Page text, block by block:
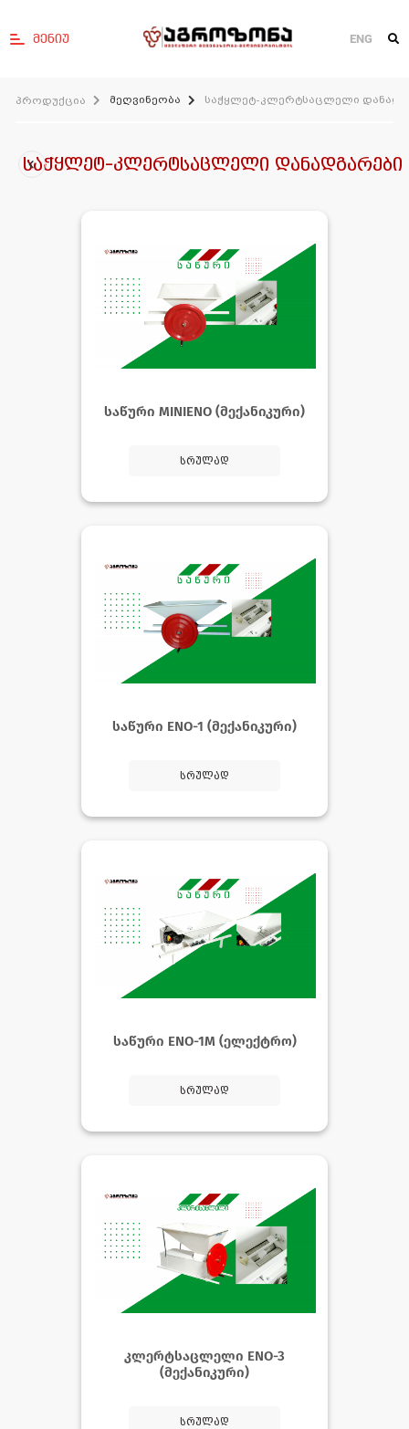
მენიუ ENG
პროდუქცია მეღვინეობა საჭყლეტ-კლერტსაცლელი
საჭყლეტ-კლერტსაცლელი დანადგარები
საწური MINIENO (მექანიკური)
სრულად
საწური ENO-1 (მექანიკური)
სრულად
საწური ENO-1M (ელექტრო)
სრულად
კლერტსაცლელი ENO-3
(მექანიკური)
სრულად